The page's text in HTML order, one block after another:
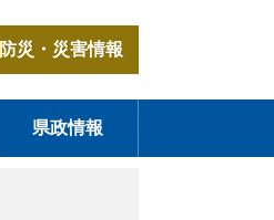
防災・災害情報
県政情報